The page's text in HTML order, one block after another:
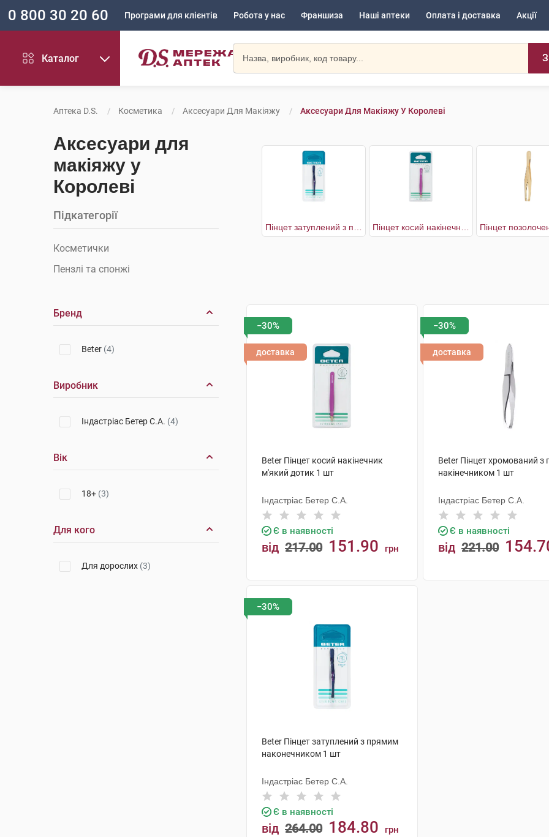
0 800 30 20 60 Програми для клієнтів Робота у нас Франшиза Наші аптеки Оплата і доставка Акції
Каталог
Аптека D.S. Косметика Аксесуари Для Макіяжу Аксесуари Для Макіяжу У Королеві
Аксесуари для
макіяжу у
Королеві
Підкатегорії
Косметички
Пензлі та спонжі
Бренд
Beter (4)
Виробник
Індастріас Бетер С.А. (4)
Вік
18+ (3)
Для кого
Для дорослих (3)
−30%
доставка
Beter Пінцет косий накінечник
м'який дотик 1 шт
Індастріас Бетер С.А.
Є в наявності
від 217.00 151.90 грн
−30%
доставка
Beter Пінцет хромований
накінечником 1 шт
Індастріас Бетер С.А.
Є в наявності
від 221.00
−30%
Beter Пінцет затуплений з прямим
наконечником 1 шт
Індастріас Бетер С.А.
Є в наявності
від 264.00 184.80 грн